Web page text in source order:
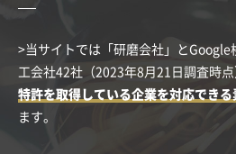
>当サイトでは「研磨会社」と
工会社42社（2023年8月21日調査時点
特許を取得している企業を対応でき
ます。